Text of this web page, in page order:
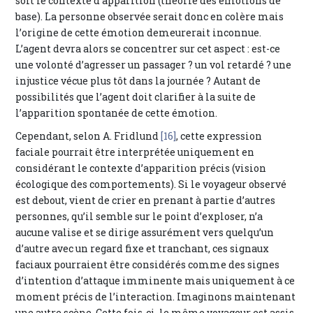
base). La personne observée serait donc en colère mais
l’origine de cette émotion demeurerait inconnue.
L’agent devra alors se concentrer sur cet aspect : est-ce
une volonté d’agresser un passager ? un vol retardé ? une
injustice vécue plus tôt dans la journée ? Autant de
possibilités que l’agent doit clarifier à la suite de
l’apparition spontanée de cette émotion.
Cependant, selon A. Fridlund[16], cette expression
faciale pourrait être interprétée uniquement en
considérant le contexte d’apparition précis (vision
écologique des comportements). Si le voyageur observé
est debout, vient de crier en prenant à partie d’autres
personnes, qu’il semble sur le point d’exploser, n’a
aucune valise et se dirige assurément vers quelqu’un
d’autre avec un regard fixe et tranchant, ces signaux
faciaux pourraient être considérés comme des signes
d’intention d’attaque imminente mais uniquement à ce
moment précis de l’interaction. Imaginons maintenant